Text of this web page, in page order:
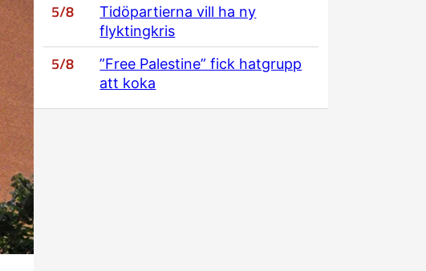
5/8
Tidöpartierna vill ha ny
flyktingkris
5/8
”Free Palestine” fick hatgrupp
att koka